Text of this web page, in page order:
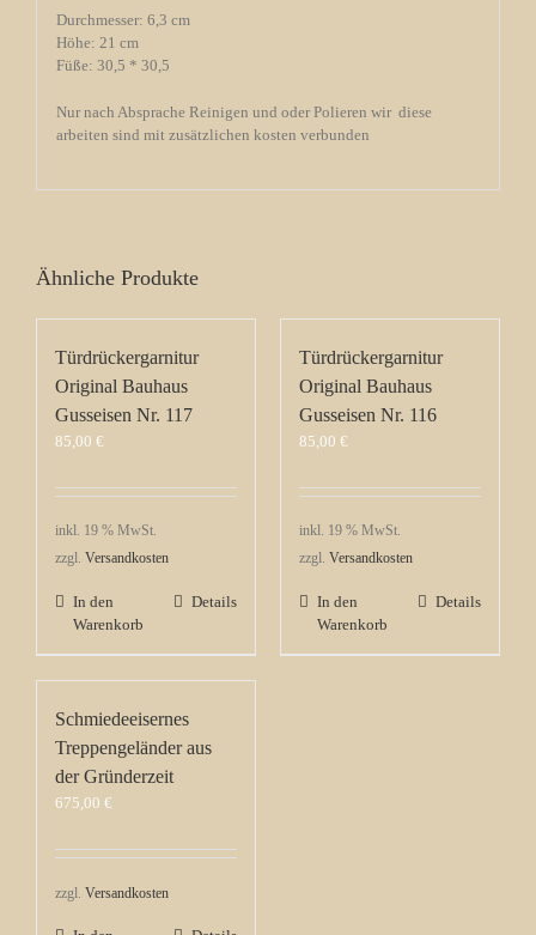
Durchmesser: 6,3 cm
Höhe: 21 cm
Füße: 30,5 * 30,5
Nur nach Absprache Reinigen und oder Polieren wir diese
arbeiten sind mit zusätzlichen kosten verbunden
Ähnliche Produkte
Türdrückergarnitur
Original Bauhaus
Gusseisen Nr. 117
85,00 €
inkl. 19 % MwSt.
zzgl. Versandkosten
In den
Warenkorb
Details
Türdrückergarnitur
Original Bauhaus
Gusseisen Nr. 116
85,00 €
inkl. 19 % MwSt.
zzgl. Versandkosten
In den
Warenkorb
Details
Schmiedeeisernes
Treppengeländer aus
der Gründerzeit
675,00 €
zzgl. Versandkosten